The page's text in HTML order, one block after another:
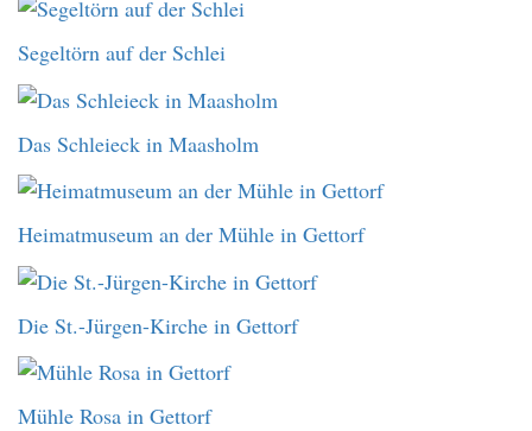
Segeltörn auf der Schlei
Das Schleieck in Maasholm
Heimatmuseum an der Mühle in Gettorf
Die St.-Jürgen-Kirche in Gettorf
Mühle Rosa in Gettorf